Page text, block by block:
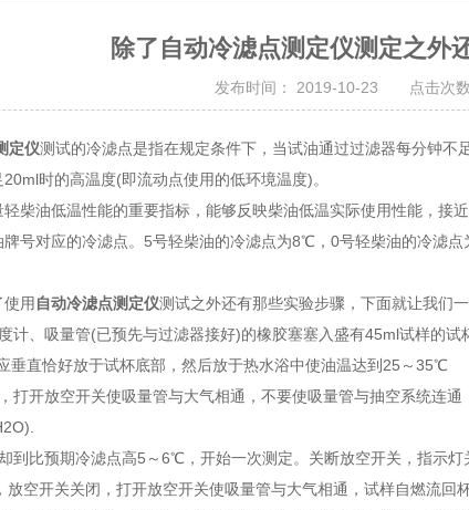
除了自动冷滤点测定仪测定之外
发布时间： 2019-10-23 点击次数
定仪测试的冷滤点是指在规定条件下，当试油通过过滤器每分钟
时的高温度(即流动点使用的低环境温度)。
油低温性能的重要指标，能够反映柴油低温实际使用性能，接
牌号对应的冷滤点。5号轻柴油的冷滤点为8℃，0号轻柴油的冷滤
用 自动冷滤点测定仪测试之外还有那些实验步骤，下面就让我们一
、吸量管(已预先与过滤器接好)的橡胶塞塞入盛有45ml试样的试
垂直恰好放于试杯底部，然后放于热水浴中使油温达到25～35℃
开放空开关使吸量管与大气相通，不要使吸量管与抽空系统连通
比预期冷滤点高5～6℃，开始一次测定。关断放空开关，指示灯
空开关关闭，打开放空开关使吸量管与大气相通，试样自燃流回杯